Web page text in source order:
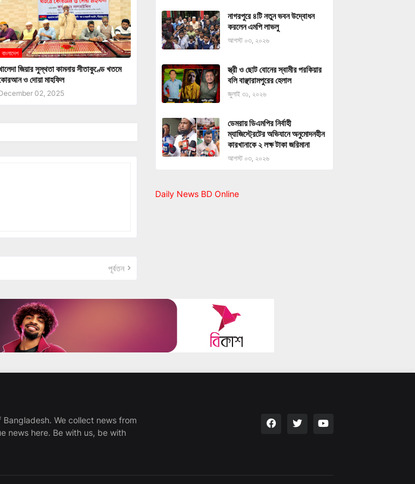
বাংলাদেশ
জিয়ার সুস্থতা কামনায় সীতাকুণ্ডে খতমে
ও দোয়া মাহফিল
02, 2025
পূর্বতন
নাগরপুরে ৪টি নতুন ভবন উদ্বোধন
করলেন এমপি লাভলু
আগস্ট ০৩, ২০২৬
স্ত্রী ও ছোট বোনের স্বামীর পরকিয়ার
বলি বাঞ্ছারামপুরের হেলাল
জুলাই ৩১, ২০২৬
ডেমরায় ডিএমপির নির্বাহী
ম্যাজিস্ট্রেটের অভিযানে অনুমোদনহীন
কারখানাকে ২ লক্ষ টাকা জরিমানা
আগস্ট ০৩, ২০২৬
Daily News BD Online
We collect news from
news here. Be with us, be with